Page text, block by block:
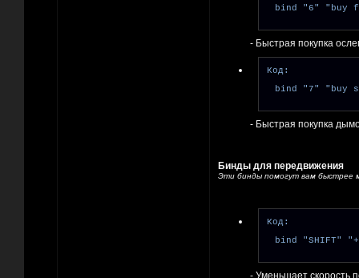
bind "6" "buy
- Быстрая покупка
Код:
bind "7" "buy
- Быстрая покупка
Бинды для передвижения
Эти бинды помогут вам быстрее
Код:
bind "SHIFT"
- Уменьшает скорость